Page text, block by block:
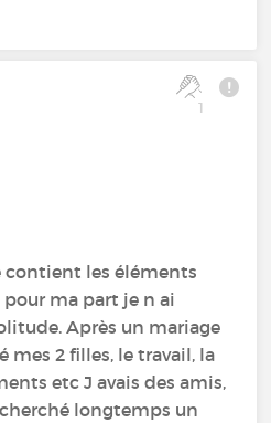
1
contient les éléments
ma part je n ai
Après un mariage
mes 2 filles, le travail, la
etc J avais des amis,
longtemps un